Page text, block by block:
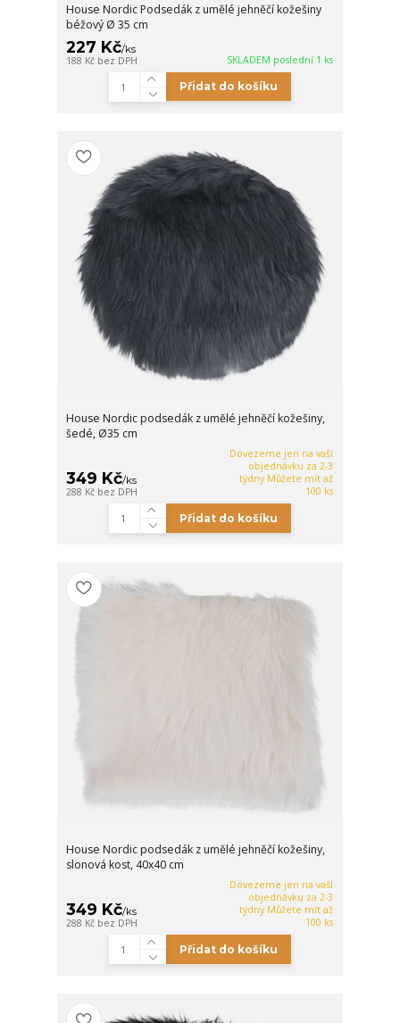
House Nordic Podsedák z umělé jehněčí kožešiny
béžový Ø 35 cm
227 Kč/ks
188 Kč bez DPH SKLADEM poslední 1 ks
Přidat do košíku
House Nordic podsedák z umělé jehněčí kožešiny,
šedé, Ø35 cm
349 Kč/ks
288 Kč bez DPH
Dovezeme jen na vaší
objednávku za 2-3
týdny Můžete mít až
100 ks
Přidat do košíku
House Nordic podsedák z umělé jehněčí kožešiny,
slonová kost, 40x40 cm
349 Kč/ks
288 Kč bez DPH
Dovezeme jen na vaší
objednávku za 2-3
týdny Můžete mít až
100 ks
Přidat do košíku